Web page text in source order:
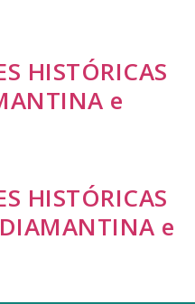
HISTÓRICAS
e
HISTÓRICAS
e